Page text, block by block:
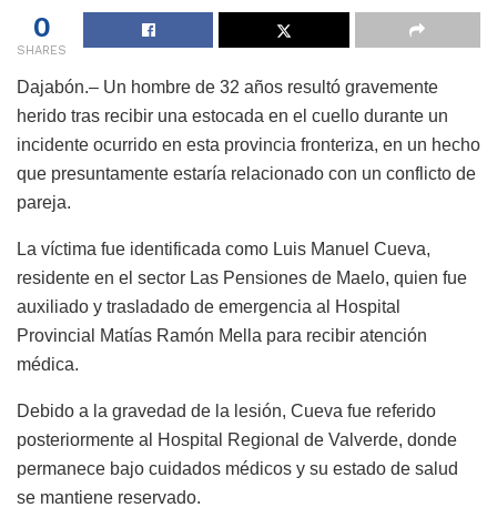
0
SHARES
Dajabón.– Un hombre de 32 años resultó gravemente
herido tras recibir una estocada en el cuello durante un
incidente ocurrido en esta provincia fronteriza, en un hecho
que presuntamente estaría relacionado con un conflicto de
pareja.
La víctima fue identificada como Luis Manuel Cueva,
residente en el sector Las Pensiones de Maelo, quien fue
auxiliado y trasladado de emergencia al Hospital
Provincial Matías Ramón Mella para recibir atención
médica.
Debido a la gravedad de la lesión, Cueva fue referido
posteriormente al Hospital Regional de Valverde, donde
permanece bajo cuidados médicos y su estado de salud
se mantiene reservado.